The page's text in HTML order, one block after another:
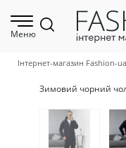
Меню
Інтернет-магазин Fashion-ua
Зимовий чорний